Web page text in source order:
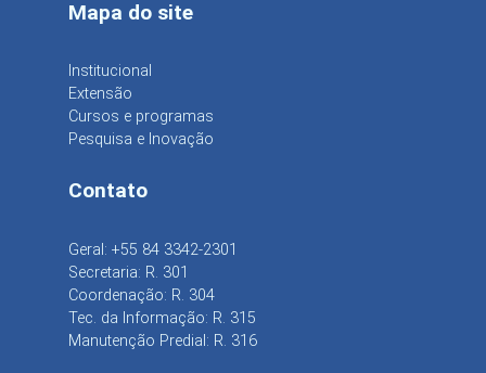
Mapa do site
Institucional
Extensão
Cursos e programas
Pesquisa e Inovação
Contato
Geral: +55 84 3342-2301
Secretaria: R. 301
Coordenação: R. 304
Tec. da Informação: R. 315
Manutenção Predial: R. 316